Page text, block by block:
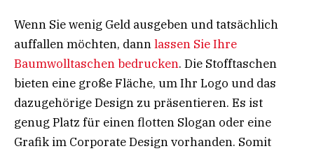
Wenn Sie wenig Geld ausgeben und tatsächlich
auffallen möchten, dannlassen Sie Ihre
Baumwolltaschen bedrucken. Die Stofftaschen
bieten eine große Fläche, um Ihr Logo und das
dazugehörige Design zu präsentieren. Es ist
genug Platz für einen flotten Slogan oder eine
Grafik im Corporate Design vorhanden. Somit